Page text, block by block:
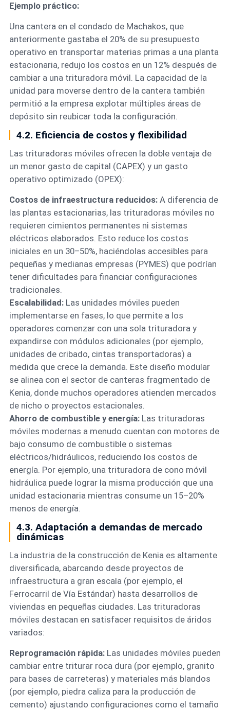
Ejemplo práctico:
Una cantera en el condado de Machakos, que
anteriormente gastaba el 20% de su presupuesto
operativo en transportar materias primas a una planta
estacionaria, redujo los costos en un 12% después de
cambiar a una trituradora móvil. La capacidad de la
unidad para moverse dentro de la cantera también
permitió a la empresa explotar múltiples áreas de
depósito sin reubicar toda la configuración.
4.2. Eficiencia de costos y flexibilidad
Las trituradoras móviles ofrecen la doble ventaja de
un menor gasto de capital (CAPEX) y un gasto
operativo optimizado (OPEX):
Costos de infraestructura reducidos:A diferencia de
las plantas estacionarias, las trituradoras móviles no
requieren cimientos permanentes ni sistemas
eléctricos elaborados. Esto reduce los costos
iniciales en un 30–50%, haciéndolas accesibles para
pequeñas y medianas empresas (PYMES) que podrían
tener dificultades para financiar configuraciones
tradicionales.
Escalabilidad:Las unidades móviles pueden
implementarse en fases, lo que permite a los
operadores comenzar con una sola trituradora y
expandirse con módulos adicionales (por ejemplo,
unidades de cribado, cintas transportadoras) a
medida que crece la demanda. Este diseño modular
se alinea con el sector de canteras fragmentado de
Kenia, donde muchos operadores atienden mercados
de nicho o proyectos estacionales.
Ahorro de combustible y energía:Las trituradoras
móviles modernas a menudo cuentan con motores de
bajo consumo de combustible o sistemas
eléctricos/hidráulicos, reduciendo los costos de
energía. Por ejemplo, una trituradora de cono móvil
hidráulica puede lograr la misma producción que una
unidad estacionaria mientras consume un 15–20%
menos de energía.
4.3. Adaptación a demandas de mercado
dinámicas
La industria de la construcción de Kenia es altamente
diversificada, abarcando desde proyectos de
infraestructura a gran escala (por ejemplo, el
Ferrocarril de Vía Estándar) hasta desarrollos de
viviendas en pequeñas ciudades. Las trituradoras
móviles destacan en satisfacer requisitos de áridos
variados:
Reprogramación rápida:Las unidades móviles pueden
cambiar entre triturar roca dura (por ejemplo, granito
para bases de carreteras) y materiales más blandos
(por ejemplo, piedra caliza para la producción de
cemento) ajustando configuraciones como el tamaño